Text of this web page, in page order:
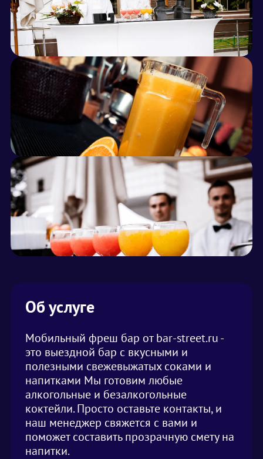
Об услуге
Мобильный фреш бар от bar-street.ru -
это выездной бар с вкусными и
полезными свежевыжатых соками и
напитками Мы готовим любые
алкогольные и безалкогольные
коктейли. Просто оставьте контакты, и
наш менеджер свяжется с вами и
поможет составить прозрачную смету на
напитки.